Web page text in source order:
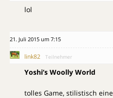
lol
21. Juli 2015 um 7:15
link82 Teilnehmer
Yoshi’s Woolly World
tolles Game, stilistisch